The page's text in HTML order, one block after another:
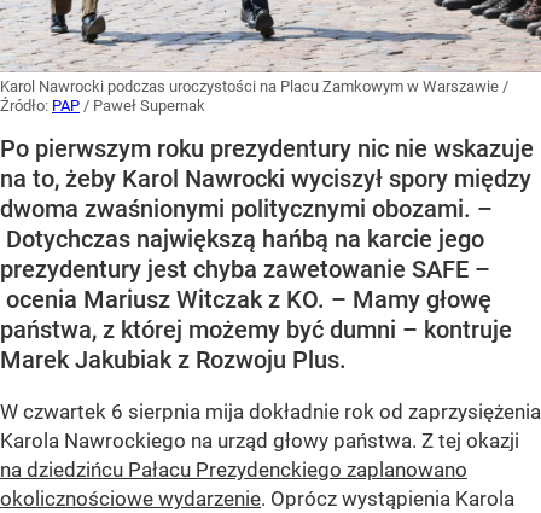
Karol Nawrocki podczas uroczystości na Placu Zamkowym w Warszawie /
Źródło: PAP / Paweł Supernak
Po pierwszym roku prezydentury nic nie wskazuje
na to, żeby Karol Nawrocki wyciszył spory między
dwoma zwaśnionymi politycznymi obozami. –
Dotychczas największą hańbą na karcie jego
prezydentury jest chyba zawetowanie SAFE –
ocenia Mariusz Witczak z KO. – Mamy głowę
państwa, z której możemy być dumni – kontruje
Marek Jakubiak z Rozwoju Plus.
W czwartek 6 sierpnia mija dokładnie rok od zaprzysiężenia
Karola Nawrockiego na urząd głowy państwa. Z tej okazji
na dziedzińcu Pałacu Prezydenckiego zaplanowano
okolicznościowe wydarzenie. Oprócz wystąpienia Karola